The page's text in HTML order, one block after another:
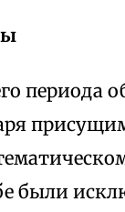
периода
были